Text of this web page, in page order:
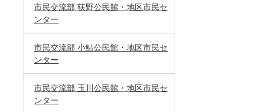
市民交流部 荻野公民館・地区市民セ
ンター
市民交流部 小鮎公民館・地区市民セ
ンター
市民交流部 玉川公民館・地区市民セ
ンター